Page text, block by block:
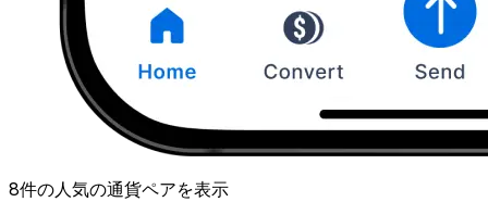
8件の人気の通貨ペアを表示